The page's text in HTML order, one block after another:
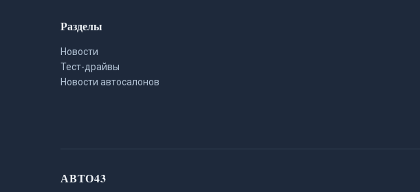
Разделы
Новости
Тест-драйвы
Новости автосалонов
АВТО43